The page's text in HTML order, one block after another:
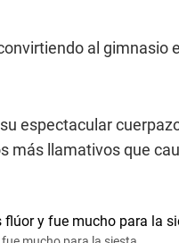
al
espectacular
más llamativos que